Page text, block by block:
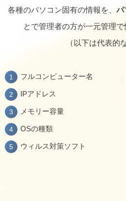
各種のパソコン固有の情報を、パ
とで管理者の方が一元管理で
（以下は代表的
フルコンピューター名
IPアドレス
メモリー容量
OSの種類
ウィルス対策ソフト